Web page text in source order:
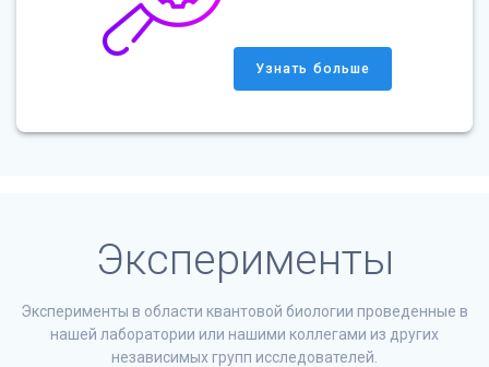
Узнать больше
Эксперименты
Эксперименты в области квантовой биологии проведенные в
нашей лаборатории или нашими коллегами из других
независимых групп исследователей.